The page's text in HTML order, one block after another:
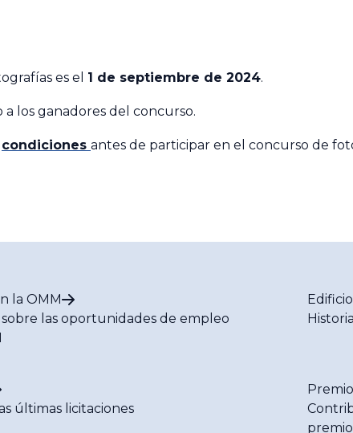
es el 1 de septiembre de 2024.
los ganadores del concurso.
condiciones antes de participar en el concurso de
la OMM
las oportunidades de empleo
últimas licitaciones